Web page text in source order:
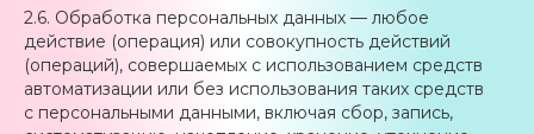
2.6. Обработка персональных данных — любое
действие (операция) или совокупность действий
(операций), совершаемых с использованием средств
автоматизации или без использования таких средств
с персональными данными, включая сбор, запись,